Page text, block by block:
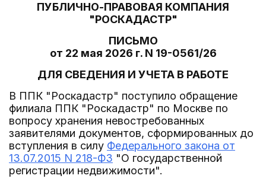
ПУБЛИЧНО-ПРАВОВАЯ КОМПАНИЯ
"РОСКАДАСТР"
ПИСЬМО
от 22 мая 2026 г. N 19-0561/26
ДЛЯ СВЕДЕНИЯ И УЧЕТА В РАБОТЕ
В ППК "Роскадастр" поступило обращение
филиала ППК "Роскадастр" по Москве по
вопросу хранения невостребованных
заявителями документов, сформированных до
вступления в силу Федерального закона от
13.07.2015 N 218-ФЗ "О государственной
регистрации недвижимости".